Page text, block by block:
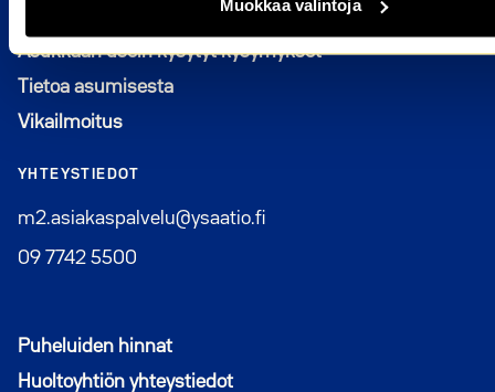
Muokkaa valintoja
Avautuu uuteen ikkunaan
Asukkaan usein kysytyt kysymykset
Tietoa asumisesta
Vikailmoitus
YHTEYSTIEDOT
m2.asiakaspalvelu@ysaatio.fi
09 7742 5500
Puheluiden hinnat
Huoltoyhtiön yhteystiedot